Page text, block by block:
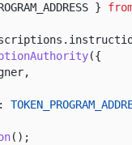
}
({
();